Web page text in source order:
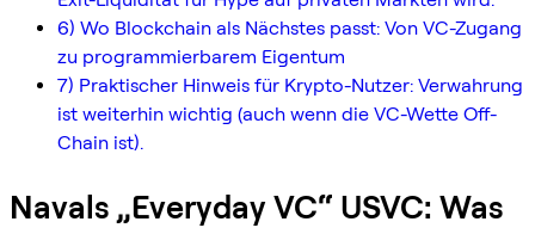
6) Wo Blockchain als Nächstes passt: Von VC-Zugang
zu programmierbarem Eigentum
7) Praktischer Hinweis für Krypto-Nutzer: Verwahrung
ist weiterhin wichtig (auch wenn die VC-Wette Off-
Chain ist).
Navals „Everyday VC“ USVC: Was